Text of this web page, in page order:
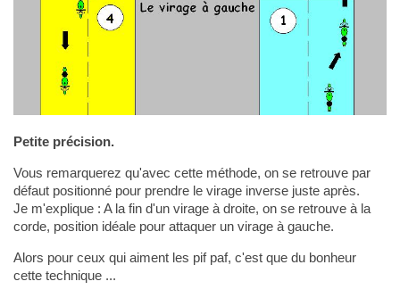
Petite précision.
Vous remarquerez qu'avec cette méthode, on se retrouve par
défaut positionné pour prendre le virage inverse juste après.
Je m'explique : A la fin d'un virage à droite, on se retrouve à la
corde, position idéale pour attaquer un virage à gauche.
Alors pour ceux qui aiment les pif paf, c'est que du bonheur
cette technique ...